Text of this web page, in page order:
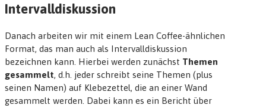
Intervalldiskussion
Danach arbeiten wir mit einem Lean Coffee-ähnlichen
Format, das man auch als Intervalldiskussion
bezeichnen kann. Hierbei werden zunächst Themen
gesammelt, d.h. jeder schreibt seine Themen (plus
seinen Namen) auf Klebezettel, die an einer Wand
gesammelt werden. Dabei kann es ein Bericht über